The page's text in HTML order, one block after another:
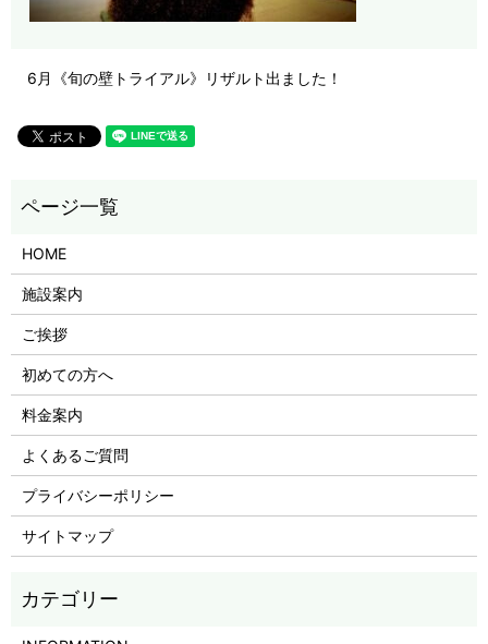
6月《旬の壁トライアル》リザルト出ました！
HOME
施設案内
ご挨拶
初めての方へ
料金案内
よくあるご質問
プライバシーポリシー
サイトマップ